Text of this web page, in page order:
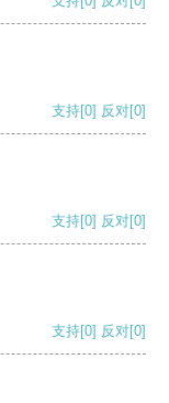
支持[0] 反对[0]
支持[0] 反对[0]
支持[0] 反对[0]